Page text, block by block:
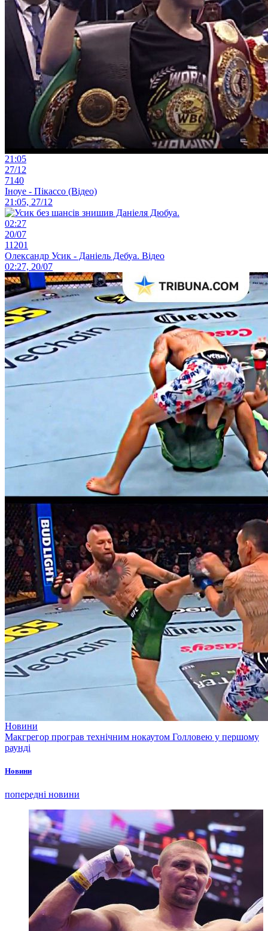
21:05
27/12
7140
Іноуе - Пікассо (Відео)
21:05, 27/12
02:27
20/07
11201
Олександр Усик - Даніель Дебуа. Відео
02:27, 20/07
Новини
Макгрегор програв технічним нокаутом Голловею у першому
раунді
Новини
попередні новини